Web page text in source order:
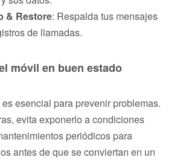
& Restore: Respalda tus mensajes
de llamadas.
móvil en buen estado
esencial para prevenir problemas.
evita exponerlo a condiciones
periódicos para
antes de que se conviertan en un